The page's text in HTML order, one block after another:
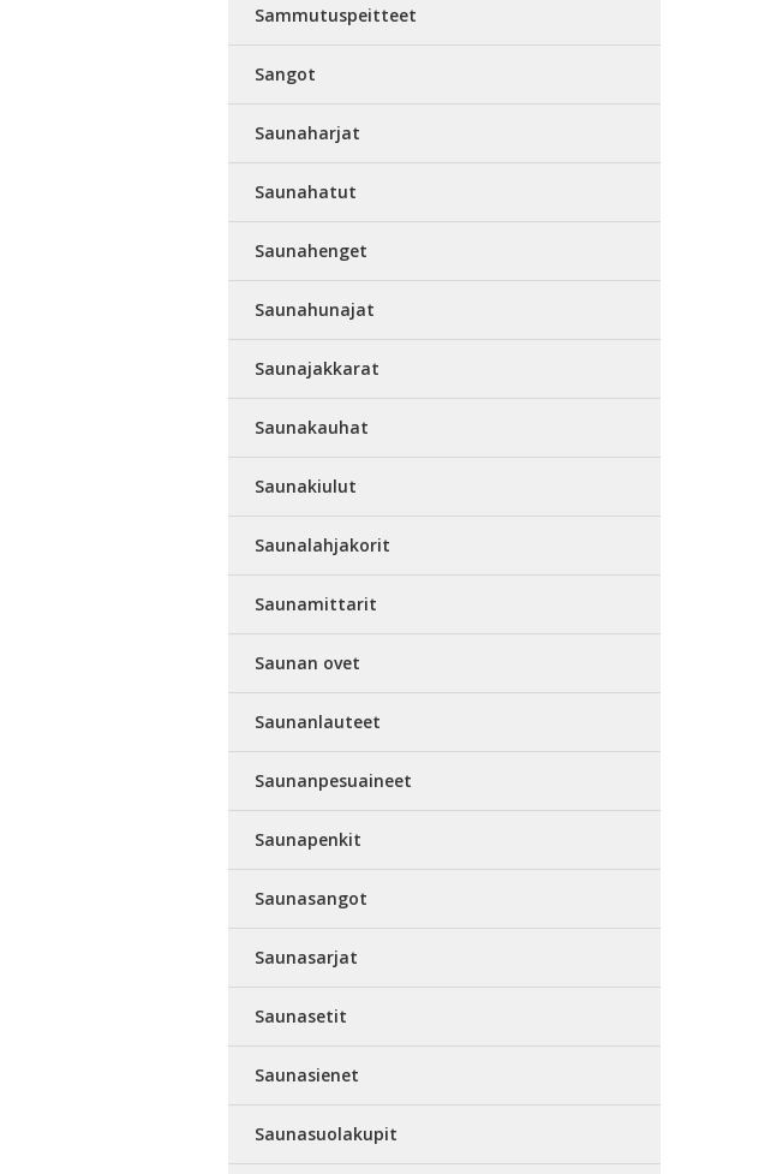
Sammutuspeitteet
Sangot
Saunaharjat
Saunahatut
Saunahenget
Saunahunajat
Saunajakkarat
Saunakauhat
Saunakiulut
Saunalahjakorit
Saunamittarit
Saunan ovet
Saunanlauteet
Saunanpesuaineet
Saunapenkit
Saunasangot
Saunasarjat
Saunasetit
Saunasienet
Saunasuolakupit